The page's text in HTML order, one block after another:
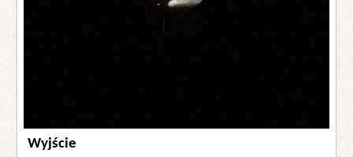
Wyjście